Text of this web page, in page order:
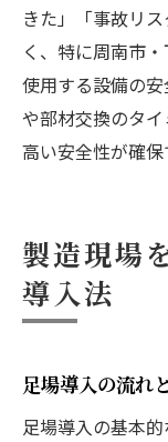
きた」「事故リ
く、特に周南市
使用する設備の
や部材交換のタ
高い安全性が確保
製造現場
導入法
足場導入の流れ
足場導入の基本